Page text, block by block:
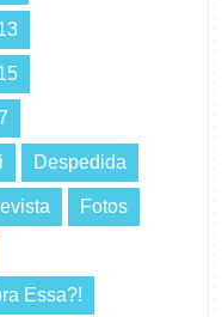
Despedida
Fotos
Essa?!